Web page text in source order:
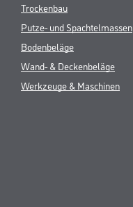
Trockenbau
Putze- und Spachtelmassen
Bodenbeläge
Wand- & Deckenbeläge
Werkzeuge & Maschinen